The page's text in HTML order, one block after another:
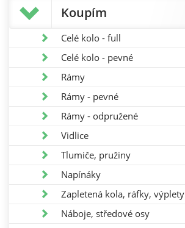
Koupím
Celé kolo - full
Celé kolo - pevné
Rámy
Rámy - pevné
Rámy - odpružené
Vidlice
Tlumiče, pružiny
Napínáky
Zapletená kola, ráfky, výplety
Náboje, středové osy